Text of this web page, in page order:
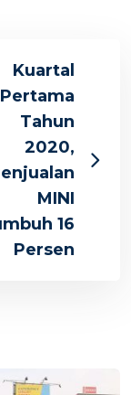
Kuartal
Pertama
Tahun
2020,
MINI
16
Persen